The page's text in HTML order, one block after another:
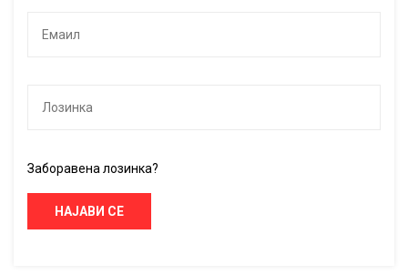
Заборавена лозинка?
НАЈАВИ СЕ